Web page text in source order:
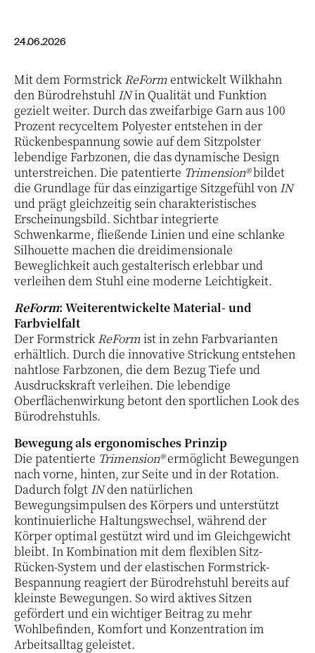
24.06.2026
Mit dem FormstrickReFormentwickelt Wilkhahn
den Bürodrehstuhl INin Qualität und Funktion
gezielt weiter. Durch das zweifarbige Garn aus 100
Prozent recyceltem Polyester entstehen in der
Rückenbespannung sowie auf dem Sitzpolster
lebendige Farbzonen, die das dynamische Design
unterstreichen. Die patentierte Trimension®bildet
die Grundlage für das einzigartige Sitzgefühl von IN
und prägt gleichzeitig sein charakteristisches
Erscheinungsbild. Sichtbar integrierte
Schwenkarme, fließende Linien und eine schlanke
Silhouette machen die dreidimensionale
Beweglichkeit auch gestalterisch erlebbar und
verleihen dem Stuhl eine moderne Leichtigkeit.
ReForm: Weiterentwickelte Material- und
Farbvielfalt
Der FormstrickReFormist in zehn Farbvarianten
erhältlich. Durch die innovative Strickung entstehen
nahtlose Farbzonen, die dem Bezug Tiefe und
Ausdruckskraft verleihen. Die lebendige
Oberflächenwirkung betont den sportlichen Look des
Bürodrehstuhls.
Bewegung als ergonomisches Prinzip
Die patentierte Trimension®ermöglicht Bewegungen
nach vorne, hinten, zur Seite und in der Rotation.
Dadurch folgt INden natürlichen
Bewegungsimpulsen des Körpers und unterstützt
kontinuierliche Haltungswechsel, während der
Körper optimal gestützt wird und im Gleichgewicht
bleibt. In Kombination mit dem flexiblen Sitz-
Rücken-System und der elastischen Formstrick-
Bespannung reagiert der Bürodrehstuhl bereits auf
kleinste Bewegungen. So wird aktives Sitzen
gefördert und ein wichtiger Beitrag zu mehr
Wohlbefinden, Komfort und Konzentration im
Arbeitsalltag geleistet.